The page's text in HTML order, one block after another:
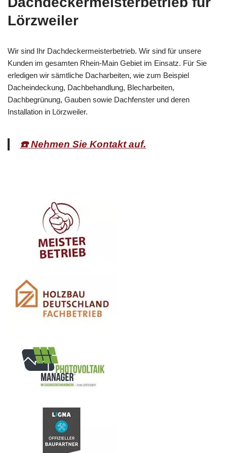
Lörzweiler
Wir sind Ihr Dachdeckermeisterbetrieb. Wir sind für unsere
Kunden im gesamten Rhein-Main Gebiet im Einsatz. Für Sie
erledigen wir sämtliche Dacharbeiten, wie zum Beispiel
Dacheindeckung, Dachbehandlung, Blecharbeiten,
Dachbegrünung, Gauben sowie Dachfenster und deren
Installation in Lörzweiler.
☎️ Nehmen Sie Kontakt auf.